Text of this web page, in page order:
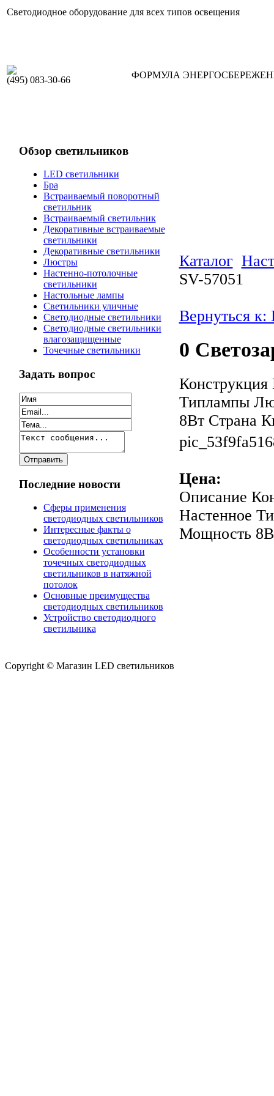
Светодиодное оборудование для всех типов освещения
(495) 083-30-66 ФОРМУЛА
Обзор светильников
LED светильники
Бра
Встраиваемый поворотный
светильник
Встраиваемый светильник
Декоративные встраиваемые
светильники
Декоративные светильники
Люстры
Настенно-потолочные
светильники
Настольные лампы
Светильники уличные
Светодиодные светильники
Светодиодные светильники
влагозащищенные
Точечные светильники
Задать вопрос
Последние новости
Сферы применения
светодиодных светильников
Интересные факты о
светодиодных светильниках
Особенности установки
точечных светодиодных
светильников в натяжной
потолок
Основные преимущества
светодиодных светильников
Устройство светодиодного
светильника
Каталог
SV-57051
Вернуться к:
0
Типлампы
8Вт Страна
Цена:
Описание
Настенное
Мощность
Copyright © Магазин LED светильников